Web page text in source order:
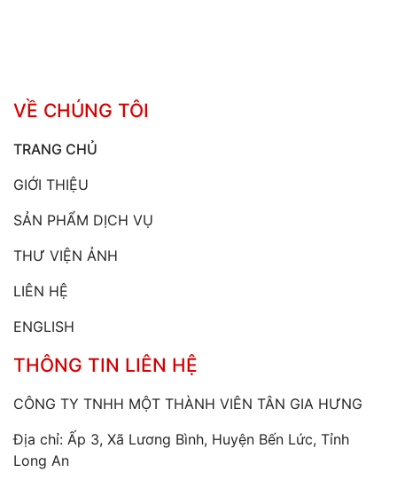
VỀ CHÚNG TÔI
TRANG CHỦ
GIỚI THIỆU
SẢN PHẨM DỊCH VỤ
THƯ VIỆN ẢNH
LIÊN HỆ
ENGLISH
THÔNG TIN LIÊN HỆ
CÔNG TY TNHH MỘT THÀNH VIÊN TÂN GIA HƯNG
Địa chỉ: Ấp 3, Xã Lương Bình, Huyện Bến Lức, Tỉnh
Long An